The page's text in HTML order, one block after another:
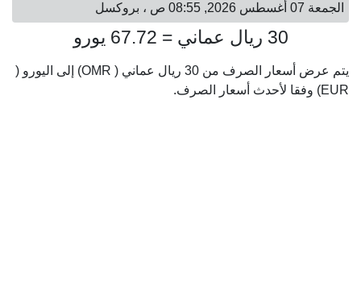
الجمعة 07 أغسطس 2026, 08:55 ص ، بروكسل
30 ريال عماني = 67.72 يورو
يتم عرض أسعار الصرف من 30 ريال عماني ( OMR) إلى اليورو (
EUR) وفقا لأحدث أسعار الصرف.